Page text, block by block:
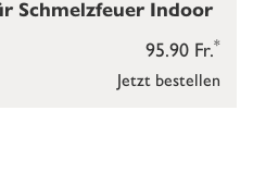
Jetzt bestellen
95.90 Fr.*
Schmelzfeuer Indoor